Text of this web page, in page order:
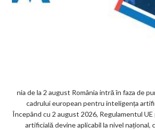
nia de la 2 august România intră în faza de
cadrului european pentru inteligența
Începând cu 2 august 2026, Regulamentul
artificială devine aplicabil la nivel național,